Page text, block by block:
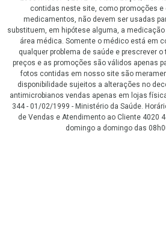
contidas neste site, como promoções
medicamentos, não devem ser usadas
substituem, em hipótese alguma, a
área médica. Somente o médico está em
qualquer problema de saúde e prescrever
preços e as promoções são válidos apenas
fotos contidas em nosso site são
disponibilidade sujeitos a alterações no
antimicrobianos vendas apenas em lojas
344 - 01/02/1999 - Ministério da Saúde.
de Vendas e Atendimento ao Cliente 4020
domingo a domingo das